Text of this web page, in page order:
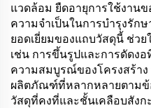
แวดล้อม ยืดอายุการใช้งาน
ความจำเป็นในการบำรุงรัก
ยอดเยี่ยมของแถบวัสดุนี้ ช่ว
เช่น การขึ้นรูปและการดัดง
ความสมบูรณ์ของโครงสร้าง
ผลิตภัณฑ์ที่หลากหลายตาม
วัสดุที่คงที่และชั้นเคลือบสังก